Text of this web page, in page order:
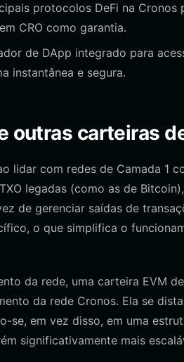
protocolos DeFi na Cronos
CRO como garantia.
de DApp integrado para
instantânea e segura.
outras carteiras
lidar com redes de Camada 1
legadas (como as de
de gerenciar saídas de
o que simplifica o
da rede, uma carteira EVM
da rede Cronos. Ela se
se, em vez disso, em uma
significativamente mais